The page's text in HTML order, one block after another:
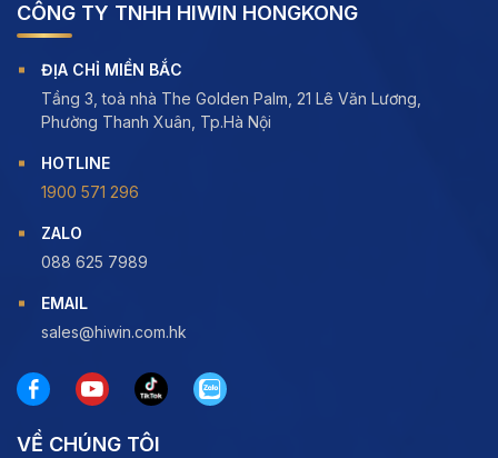
CÔNG TY TNHH HIWIN HONGKONG
ĐỊA CHỈ MIỀN BẮC
Tầng 3, toà nhà The Golden Palm, 21 Lê Văn Lương,
Phường Thanh Xuân, Tp.Hà Nội
HOTLINE
1900 571 296
ZALO
088 625 7989
EMAIL
sales@hiwin.com.hk
VỀ CHÚNG TÔI